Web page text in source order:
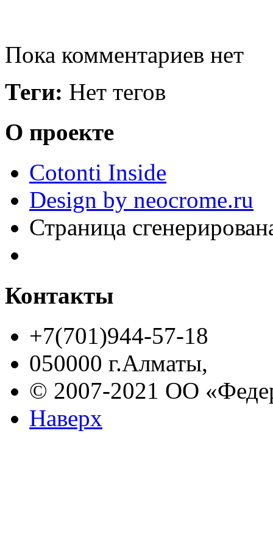
Пока комментариев нет
Теги: Нет тегов
О проекте
Cotonti Inside
Design by neocrome.ru
Страница
Контакты
+7(701)944-57-18
050000 г.Алматы,
© 2007-2021 ОО
Наверх